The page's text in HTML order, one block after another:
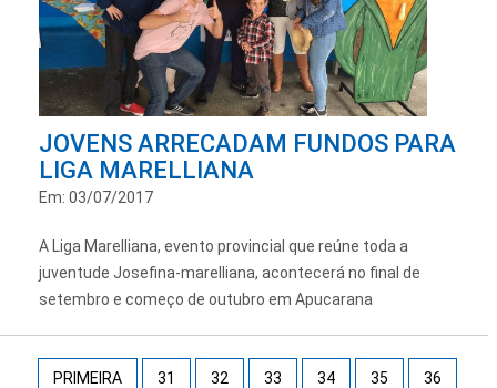
JOVENS ARRECADAM FUNDOS PARA
LIGA MARELLIANA
Em: 03/07/2017
A Liga Marelliana, evento provincial que reúne toda a
juventude Josefina-marelliana, acontecerá no final de
setembro e começo de outubro em Apucarana
PRIMEIRA 31 32 33 34 35 36